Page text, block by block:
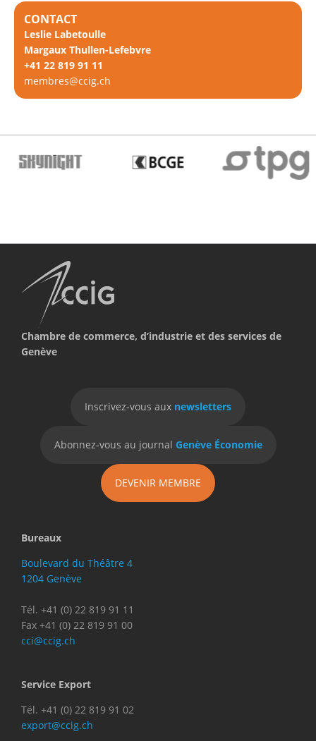
CONTACT
Leslie Labetoulle
Margaux Thullen-Lefebvre
+41 22 819 91 11
membres@ccig.ch
Chambre de commerce, d’industrie et des services de
Genève
Inscrivez-vous aux newsletters
Abonnez-vous au journal Genève Économie
DEVENIR MEMBRE
Bureaux
Boulevard du Théâtre 4
1204 Genève
Tél. +41 (0) 22 819 91 11
Fax +41 (0) 22 819 91 00
cci@ccig.ch
Service Export
Tél. +41 (0) 22 819 91 02
export@ccig.ch